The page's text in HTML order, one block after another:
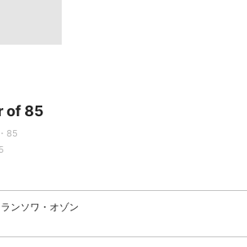
of 85
85
ンソワ・オゾン